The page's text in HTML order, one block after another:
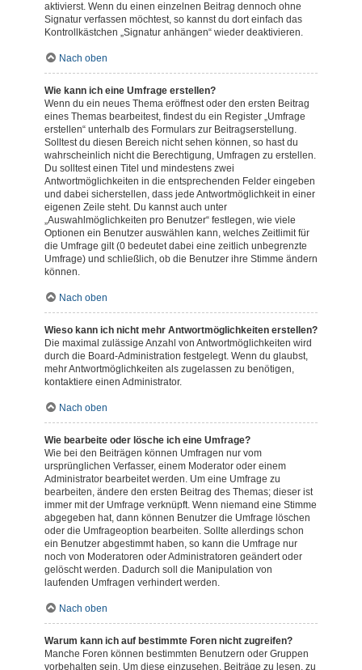
aktivierst. Wenn du einen einzelnen Beitrag dennoch ohne
Signatur verfassen möchtest, so kannst du dort einfach das
Kontrollkästchen „Signatur anhängen“ wieder deaktivieren.
Nach oben
Wie kann ich eine Umfrage erstellen?
Wenn du ein neues Thema eröffnest oder den ersten Beitrag
eines Themas bearbeitest, findest du ein Register „Umfrage
erstellen“ unterhalb des Formulars zur Beitragserstellung.
Solltest du diesen Bereich nicht sehen können, so hast du
wahrscheinlich nicht die Berechtigung, Umfragen zu erstellen.
Du solltest einen Titel und mindestens zwei
Antwortmöglichkeiten in die entsprechenden Felder eingeben
und dabei sicherstellen, dass jede Antwortmöglichkeit in einer
eigenen Zeile steht. Du kannst auch unter
„Auswahlmöglichkeiten pro Benutzer“ festlegen, wie viele
Optionen ein Benutzer auswählen kann, welches Zeitlimit für
die Umfrage gilt (0 bedeutet dabei eine zeitlich unbegrenzte
Umfrage) und schließlich, ob die Benutzer ihre Stimme ändern
können.
Nach oben
Wieso kann ich nicht mehr Antwortmöglichkeiten erstellen?
Die maximal zulässige Anzahl von Antwortmöglichkeiten wird
durch die Board-Administration festgelegt. Wenn du glaubst,
mehr Antwortmöglichkeiten als zugelassen zu benötigen,
kontaktiere einen Administrator.
Nach oben
Wie bearbeite oder lösche ich eine Umfrage?
Wie bei den Beiträgen können Umfragen nur vom
ursprünglichen Verfasser, einem Moderator oder einem
Administrator bearbeitet werden. Um eine Umfrage zu
bearbeiten, ändere den ersten Beitrag des Themas; dieser ist
immer mit der Umfrage verknüpft. Wenn niemand eine Stimme
abgegeben hat, dann können Benutzer die Umfrage löschen
oder die Umfrageoption bearbeiten. Sollte allerdings schon
ein Benutzer abgestimmt haben, so kann die Umfrage nur
noch von Moderatoren oder Administratoren geändert oder
gelöscht werden. Dadurch soll die Manipulation von
laufenden Umfragen verhindert werden.
Nach oben
Warum kann ich auf bestimmte Foren nicht zugreifen?
Manche Foren können bestimmten Benutzern oder Gruppen
vorbehalten sein. Um diese einzusehen, Beiträge zu lesen, zu